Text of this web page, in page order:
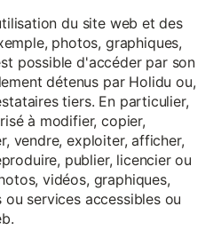
du site web et des
photos, graphiques,
possible d'accéder par son
détenus par Holidu ou,
tiers. En particulier,
à modifier, copier,
vendre, exploiter, afficher,
publier, licencier ou
vidéos, graphiques,
services accessibles ou